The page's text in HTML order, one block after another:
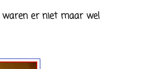
waren er niet maar wel